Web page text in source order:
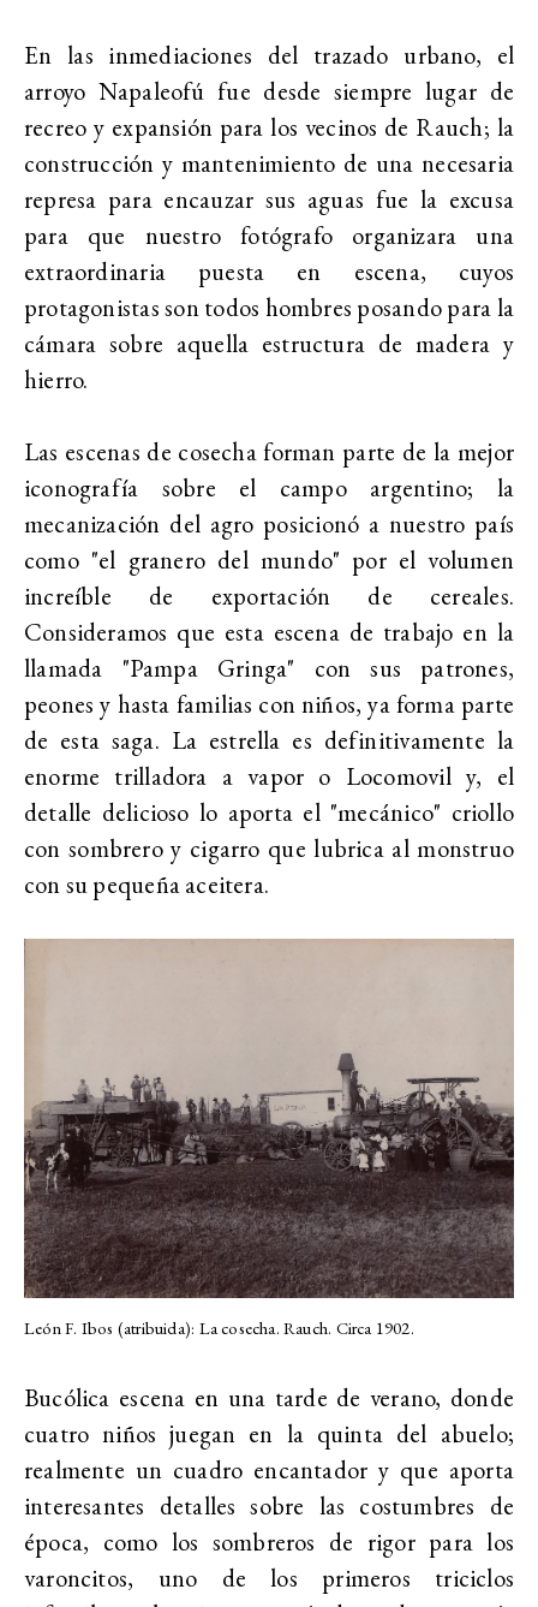
En las inmediaciones del trazado urbano, el
arroyo Napaleofú fue desde siempre lugar de
recreo y expansión para los vecinos de Rauch; la
construcción y mantenimiento de una necesaria
represa para encauzar sus aguas fue la excusa
para que nuestro fotógrafo organizara una
extraordinaria puesta en escena, cuyos
protagonistas son todos hombres posando para la
cámara sobre aquella estructura de madera y
hierro.
Las escenas de cosecha forman parte de la mejor
iconografía sobre el campo argentino; la
mecanización del agro posicionó a nuestro país
como "el granero del mundo" por el volumen
increíble de exportación de cereales.
Consideramos que esta escena de trabajo en la
llamada "Pampa Gringa" con sus patrones,
peones y hasta familias con niños, ya forma parte
de esta saga. La estrella es definitivamente la
enorme trilladora a vapor o Locomovil y, el
detalle delicioso lo aporta el "mecánico" criollo
con sombrero y cigarro que lubrica al monstruo
con su pequeña aceitera.
León F. Ibos (atribuida): La cosecha. Rauch. Circa 1902.
Bucólica escena en una tarde de verano, donde
cuatro niños juegan en la quinta del abuelo;
realmente un cuadro encantador y que aporta
interesantes detalles sobre las costumbres de
época, como los sombreros de rigor para los
varoncitos, uno de los primeros triciclos